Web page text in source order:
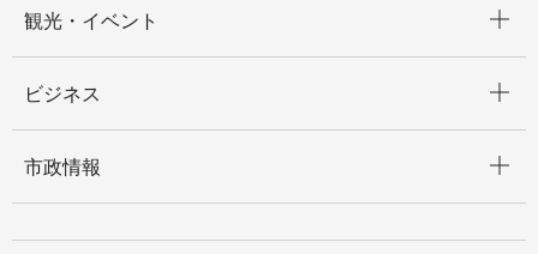
観光・イベント
ビジネス
市政情報